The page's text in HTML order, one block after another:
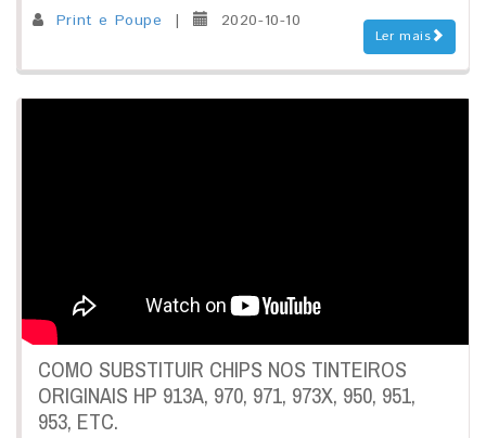
Print e Poupe | 2020-10-10
Ler mais
COMO SUBSTITUIR CHIPS NOS TINTEIROS
ORIGINAIS HP 913A, 970, 971, 973X, 950, 951,
953, ETC.